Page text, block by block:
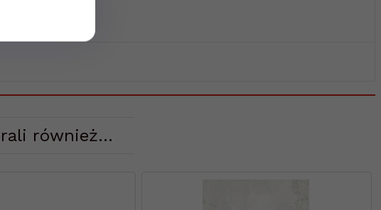
również...